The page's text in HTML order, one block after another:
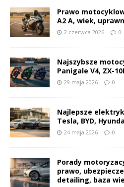
Prawo
A2 A, wiek,
2 czerwca 2026 0
Najszybsze
Panigale V4, ZX-
29 maja 2026 0
Najlepsze
Tesla, BYD,
24 maja 2026 0
Porady
prawo,
detailing, baza